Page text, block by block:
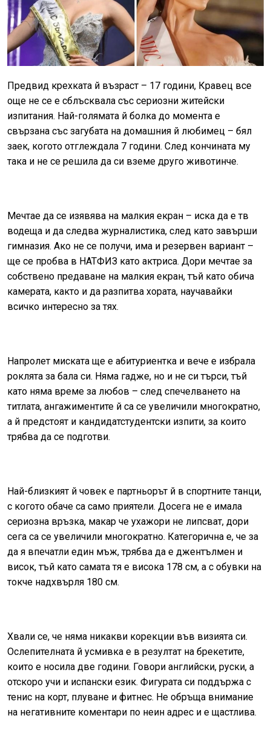
Предвид крехката й възраст – 17 години, Кравец все
още не се е сблъсквала със сериозни житейски
изпитания. Най-голямата й болка до момента е
свързана със загубата на домашния й любимец – бял
заек, когото отглеждала 7 години. След кончината му
така и не се решила да си вземе друго животинче.
Мечтае да се изявява на малкия екран – иска да е тв
водеща и да следва журналистика, след като завърши
гимназия. Ако не се получи, има и резервен вариант –
ще се пробва в НАТФИЗ като актриса. Дори мечтае за
собствено предаване на малкия екран, тъй като обича
камерата, както и да разпитва хората, научавайки
всичко интересно за тях.
Напролет миската ще е абитуриентка и вече е избрала
роклята за бала си. Няма гадже, но и не си търси, тъй
като няма време за любов – след спечелването на
титлата, ангажиментите й са се увеличили многократно,
а й предстоят и кандидатстудентски изпити, за които
трябва да се подготви.
Най-близкият й човек е партньорът й в спортните танци,
с когото обаче са само приятели. Досега не е имала
сериозна връзка, макар че ухажори не липсват, дори
сега са се увеличили многократно. Категорична е, че за
да я впечатли един мъж, трябва да е джентълмен и
висок, тъй като самата тя е висока 178 см, а с обувки на
токче надхвърля 180 см.
Хвали се, че няма никакви корекции във визията си.
Ослепителната й усмивка е в резултат на брекетите,
които е носила две години. Говори английски, руски, а
отскоро учи и испански език. Фигурата си поддържа с
тенис на корт, плуване и фитнес. Не обръща внимание
на негативните коментари по неин адрес и е щастлива.